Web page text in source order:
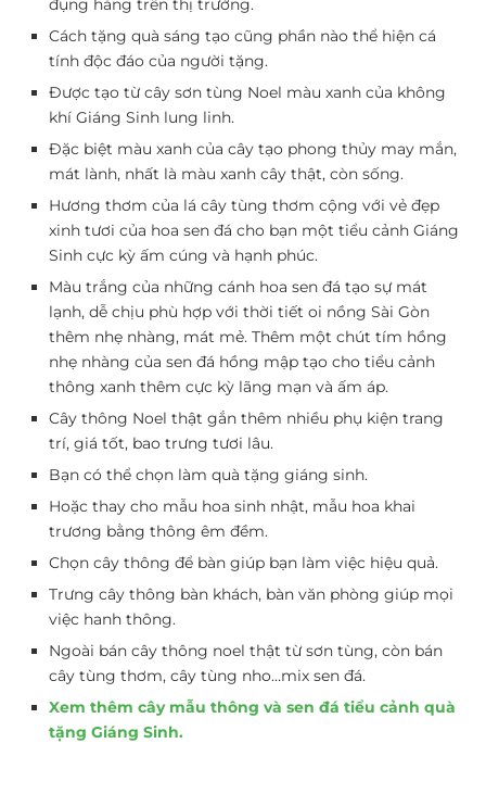
đụng hàng trên thị trường.
Cách tặng quà sáng tạo cũng phần nào thể hiện cá
tính độc đáo của người tặng.
Được tạo từ cây sơn tùng Noel màu xanh của không
khí Giáng Sinh lung linh.
Đặc biệt màu xanh của cây tạo phong thủy may mắn,
mát lành, nhất là màu xanh cây thật, còn sống.
Hương thơm của lá cây tùng thơm cộng với vẻ đẹp
xinh tươi của hoa sen đá cho bạn một tiểu cảnh Giáng
Sinh cực kỳ ấm cúng và hạnh phúc.
Màu trắng của những cánh hoa sen đá tạo sự mát
lạnh, dễ chịu phù hợp với thời tiết oi nồng Sài Gòn
thêm nhẹ nhàng, mát mẻ. Thêm một chút tím hồng
nhẹ nhàng của sen đá hồng mập tạo cho tiểu cảnh
thông xanh thêm cực kỳ lãng mạn và ấm áp.
Cây thông Noel thật gắn thêm nhiều phụ kiện trang
trí, giá tốt, bao trưng tươi lâu.
Bạn có thể chọn làm quà tặng giáng sinh.
Hoặc thay cho mẫu hoa sinh nhật, mẫu hoa khai
trương bằng thông êm đềm.
Chọn cây thông để bàn giúp bạn làm việc hiệu quả.
Trưng cây thông bàn khách, bàn văn phòng giúp mọi
việc hanh thông.
Ngoài bán cây thông noel thật từ sơn tùng, còn bán
cây tùng thơm, cây tùng nho…mix sen đá.
Xem thêm cây mẫu thông và sen đá tiểu cảnh quà
tặng Giáng Sinh.